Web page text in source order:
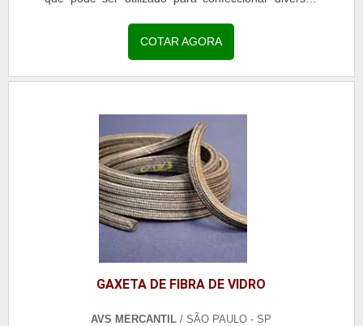
COTAR AGORA
GAXETA DE FIBRA DE VIDRO
AVS MERCANTIL / SÃO PAULO - SP